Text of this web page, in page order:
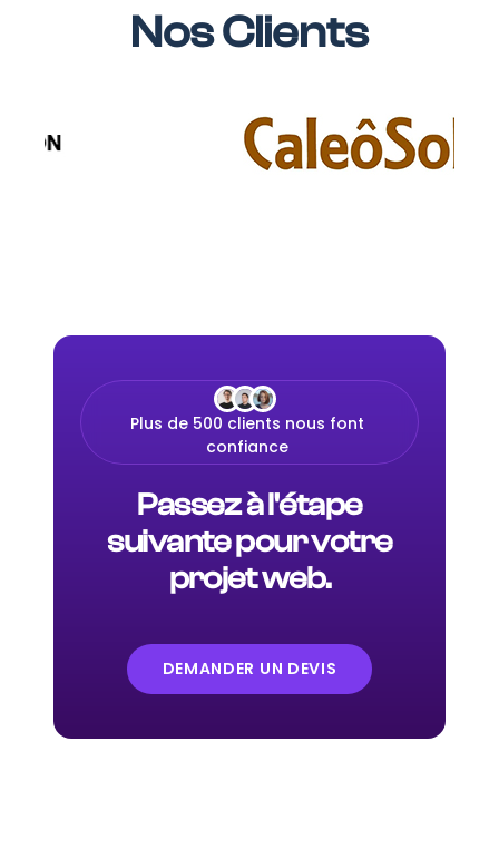
Nos Clients
Plus de 500 clients nous font
confiance
Passez à l'étape
suivante pour votre
projet web.
DEMANDER UN DEVIS